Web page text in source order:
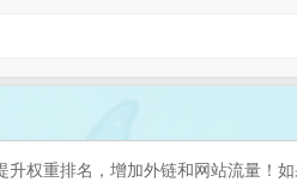
权重排名，增加外链和网站流量！